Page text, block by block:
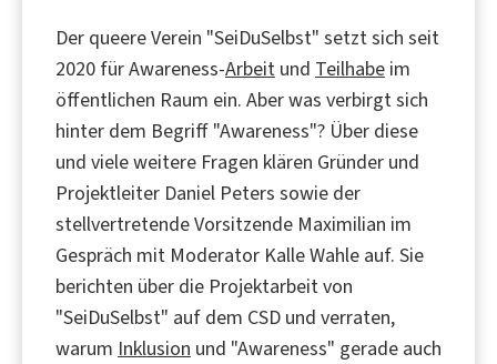
Der queere Verein "SeiDuSelbst" setzt sich seit
2020 für Awareness-Arbeit und Teilhabe im
öffentlichen Raum ein. Aber was verbirgt sich
hinter dem Begriff "Awareness"? Über diese
und viele weitere Fragen klären Gründer und
Projektleiter Daniel Peters sowie der
stellvertretende Vorsitzende Maximilian im
Gespräch mit Moderator Kalle Wahle auf. Sie
berichten über die Projektarbeit von
"SeiDuSelbst" auf dem CSD und verraten,
warum Inklusion und "Awareness" gerade auch